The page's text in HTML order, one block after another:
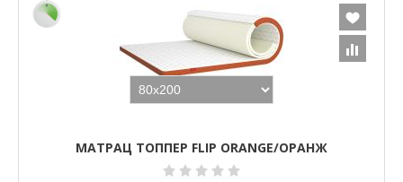
МАТРАЦ ТОППЕР FLIP ORANGE/ОРАНЖ